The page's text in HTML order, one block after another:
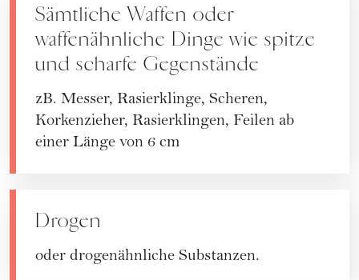
Sämtliche Waffen oder
waffenähnliche Dinge wie spitze
und scharfe Gegenstände
zB. Messer, Rasierklinge, Scheren,
Korkenzieher, Rasierklingen, Feilen ab
einer Länge von 6 cm
Drogen
oder drogenähnliche Substanzen.